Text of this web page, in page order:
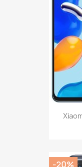
-20%